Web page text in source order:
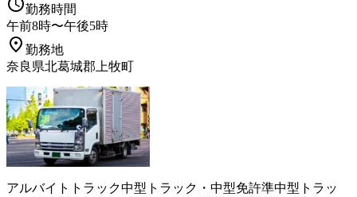
勤務時間
午前8時〜午後5時
勤務地
奈良県北葛城郡上牧町
アルバイト トラック中型トラック・中型免許準中型トラッ